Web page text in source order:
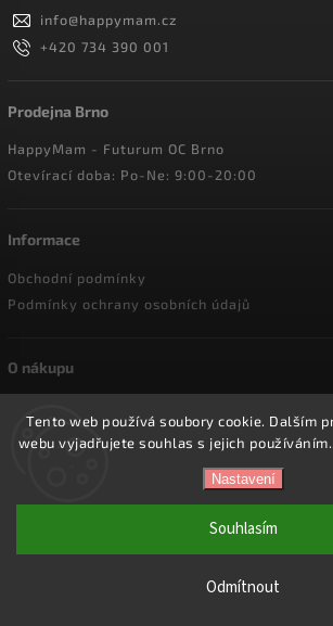
Tento web používá soubory cookie. Dalším
webu vyjadřujete souhlas s jejich
Nastavení
Odmítnout
Souhlasím
info@happymam.cz
+420 734 390 001
Prodejna Brno
HappyMam - Futurum OC Brno
Otevírací doba: Po-Ne: 9:00-20:00
Informace
Obchodní podmínky
Podmínky ochrany osobních údajů
O nákupu
Reklamace a vrácení zboží